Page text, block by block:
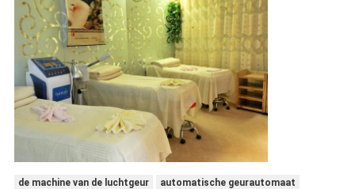
de machine van de luchtgeur
automatische geurautomaat